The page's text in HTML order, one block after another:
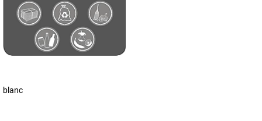
blanc